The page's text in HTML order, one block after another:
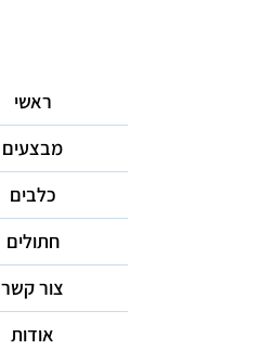
ראשי
מבצעים
כלבים
חתולים
צור קשר
אודות